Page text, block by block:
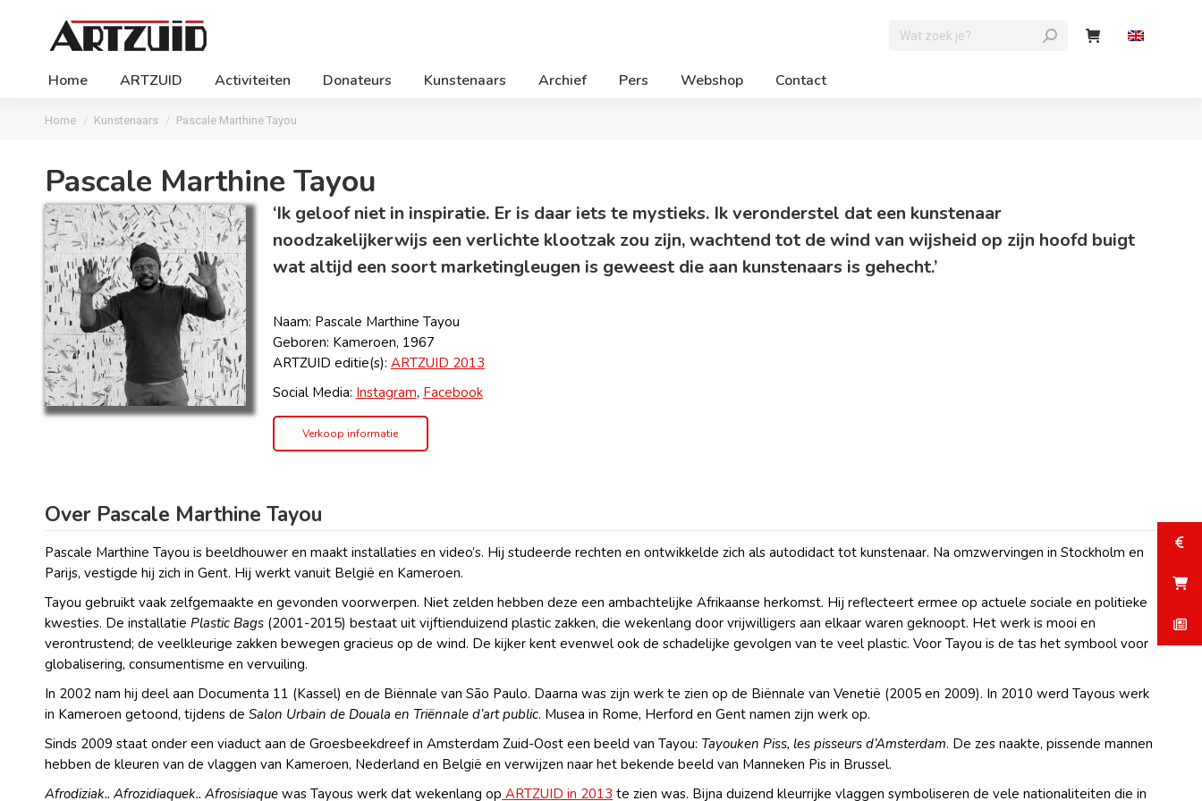
Home ARTZUID Activiteiten Donateurs Kunstenaars Archief Pers Webshop Contact
Je bent hier:
Home Kunstenaars Pascale Marthine Tayou
Pascale Marthine Tayou
‘Ik geloof niet in inspiratie. Er is daar iets te mystieks. Ik veronderstel dat een kunstenaar
noodzakelijkerwijs een verlichte klootzak zou zijn, wachtend tot de wind van wijsheid op zijn hoofd buigt
wat altijd een soort marketingleugen is geweest die aan kunstenaars is gehecht.’
Naam: Pascale Marthine Tayou
Geboren: Kameroen, 1967
ARTZUID editie(s): ARTZUID 2013
Social Media: Instagram, Facebook
Verkoop informatie
Over Pascale Marthine Tayou
Pascale Marthine Tayou is beeldhouwer en maakt installaties en video’s. Hij studeerde rechten en ontwikkelde zich als autodidact tot kunstenaar. Na omzwervingen in Stockholm en
Parijs, vestigde hij zich in Gent. Hij werkt vanuit België en Kameroen.
Tayou gebruikt vaak zelfgemaakte en gevonden voorwerpen. Niet zelden hebben deze een ambachtelijke Afrikaanse herkomst. Hij reflecteert ermee op actuele sociale en politieke
kwesties. De installatie Plastic Bags (2001-2015) bestaat uit vijftienduizend plastic zakken, die wekenlang door vrijwilligers aan elkaar waren geknoopt. Het werk is mooi en
verontrustend; de veelkleurige zakken bewegen gracieus op de wind. De kijker kent evenwel ook de schadelijke gevolgen van te veel plastic. Voor Tayou is de tas het symbool voor
globalisering, consumentisme en vervuiling.
In 2002 nam hij deel aan Documenta 11 (Kassel) en de Biënnale van São Paulo. Daarna was zijn werk te zien op de Biënnale van Venetië (2005 en 2009). In 2010 werd Tayous werk
in Kameroen getoond, tijdens de Salon Urbain de Douala en Triënnale d’art public. Musea in Rome, Herford en Gent namen zijn werk op.
Sinds 2009 staat onder een viaduct aan de Groesbeekdreef in Amsterdam Zuid-Oost een beeld van Tayou: Tayouken Piss, les pisseurs d’Amsterdam. De zes naakte, pissende mannen
hebben de kleuren van de vlaggen van Kameroen, Nederland en België en verwijzen naar het bekende beeld van Manneken Pis in Brussel.
Afrodiziak.. Afrozidiaquek.. Afrosisiaque was Tayous werk dat wekenlang op ARTZUID in 2013 te zien was. Bijna duizend kleurrijke vlaggen symboliseren de vele nationaliteiten die in